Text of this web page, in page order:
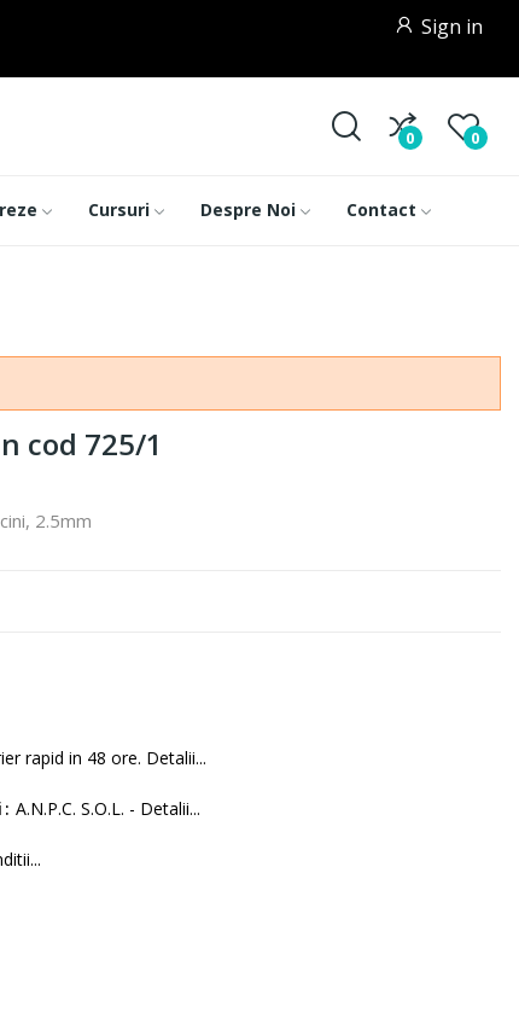
Sign in
0 0
Cursuri Despre Noi Contact
cod 725/1
2.5mm
rapid in 48 ore. Detalii...
A.N.P.C. S.O.L. - Detalii...